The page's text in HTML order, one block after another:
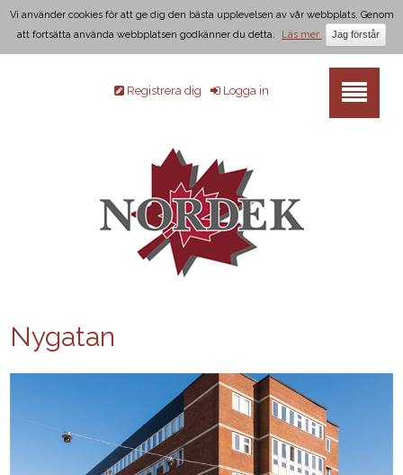
Vi använder cookies för att ge dig den bästa upplevelsen av vår webbplats. Genom
att fortsätta använda webbplatsen godkänner du detta.
Läs mer
Logga in
Registrera dig
Nygatan